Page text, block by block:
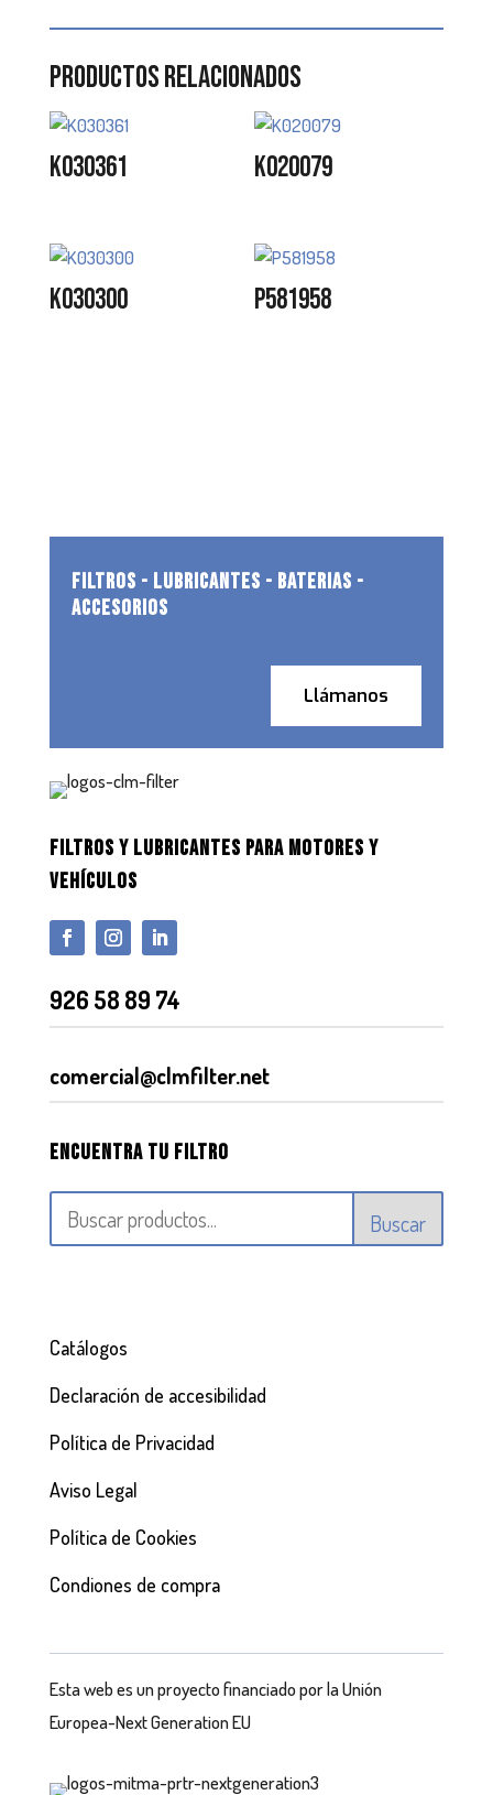
Productos relacionados
K030361 K020079
K030300 P581958
FILTROS - LUBRICANTES - BATERIAS -
ACCESORIOS
Llámanos
FILTROS Y LUBRICANTES PARA MOTORES Y
VEHÍCULOS
926 58 89 74
comercial@clmfilter.net
Encuentra tu filtro
Buscar
Catálogos
Declaración de accesibilidad
Política de Privacidad
Aviso Legal
Política de Cookies
Condiones de compra
Esta web es un proyecto financiado por la Unión
Europea-Next Generation EU